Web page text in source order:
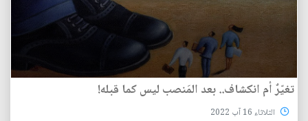
تغيّرٌ أم انكشاف.. بعد المَنصب ليس كما قبله!
الثلاثاء 16 آب 2022